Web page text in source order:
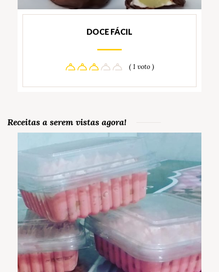
DOCE FÁCIL
( 1 voto )
Receitas a serem vistas agora!